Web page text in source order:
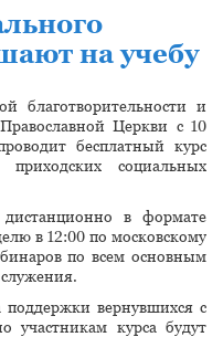
на учебу
благотворительности и
Церкви с 10
бесплатный курс
социальных
дистанционно в формате
в 12:00 по московскому
по всем основным
поддержки вернувшихся с
участникам курса будут